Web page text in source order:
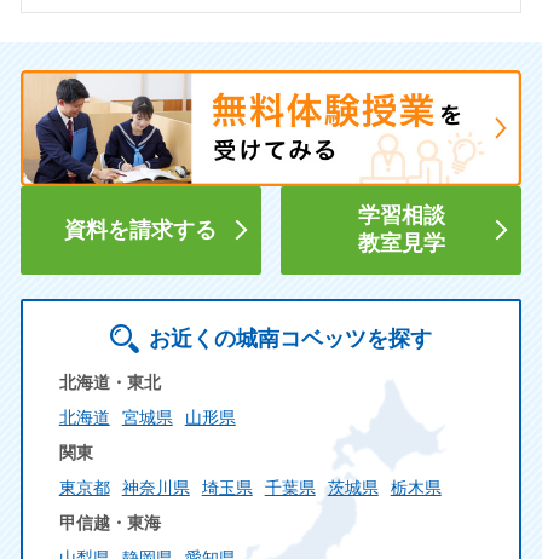
資料を請求する
学習相談
教室見学
お近くの城南コベッツを探す
北海道・東北
北海道
宮城県
山形県
関東
東京都
神奈川県 埼玉県 千葉県 茨城県
栃木県
甲信越・東海